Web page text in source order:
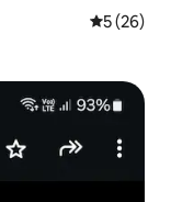
レビュー
5 (26)